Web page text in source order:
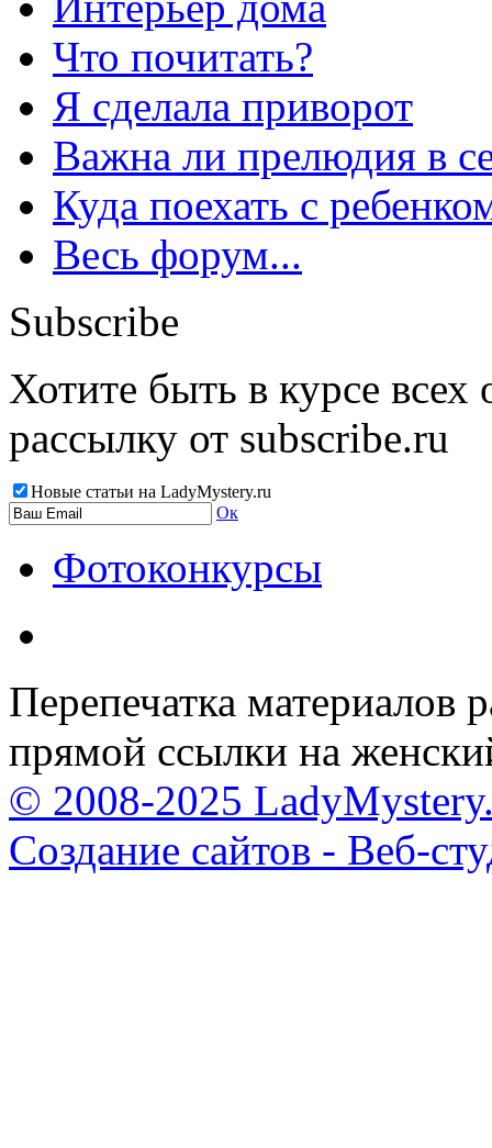
Что почитать?
Я сделала приворот
Важна ли прелюдия в
Куда поехать с
Весь форум...
Subscribe
Хотите быть в курсе
рассылку от subscribe.ru
Новые статьи на LadyMystery.ru
Ок
Фотоконкурсы
Перепечатка материалов
прямой ссылки на
© 2008-2025
Создание сайтов - Веб-